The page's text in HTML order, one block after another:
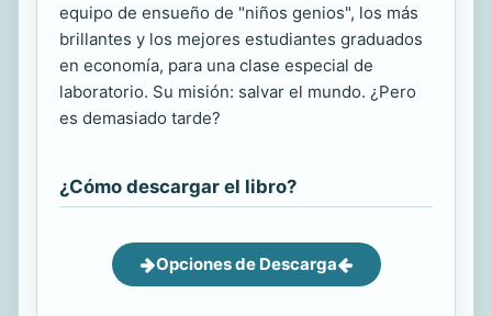
equipo de ensueño de "niños genios", los más
brillantes y los mejores estudiantes graduados
en economía, para una clase especial de
laboratorio. Su misión: salvar el mundo. ¿Pero
es demasiado tarde?
¿Cómo descargar el libro?
Opciones de Descarga